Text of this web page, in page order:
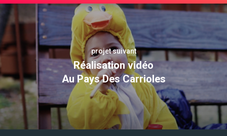
projet suivant
Réalisation vidéo
Au Pays Des Carrioles